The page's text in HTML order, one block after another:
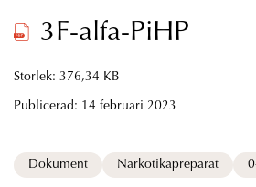
3F-alfa-PiHP
Storlek: 376,34 KB
Publicerad: 14 februari 2023
Dokument Narkotikapreparat